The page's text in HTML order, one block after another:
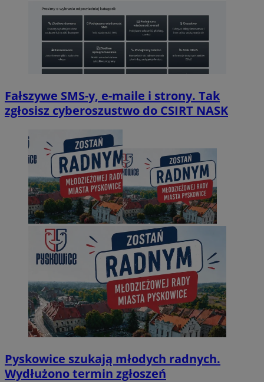
Fałszywe SMS-y, e-maile i strony. Tak
zgłosisz cyberoszustwo do CSIRT NASK
Pyskowice szukają młodych radnych.
Wydłużono termin zgłoszeń